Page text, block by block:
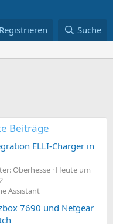
Registrieren Suche
Beiträge
ELLI-Charger in
Oberhesse Heute um
Assistant
7690 und Netgear